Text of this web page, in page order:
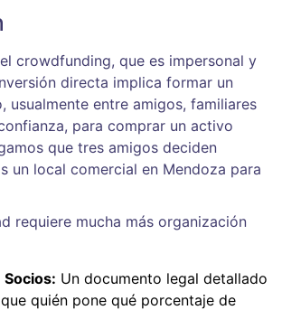
crowdfunding, que es impersonal y
directa implica formar un
usualmente entre amigos, familiares
para comprar un activo
que tres amigos deciden
un local comercial en Mendoza para
requiere mucha más organización
Un documento legal detallado
quién pone qué porcentaje de